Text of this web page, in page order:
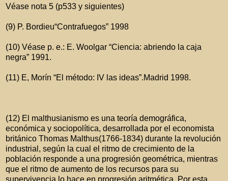
Véase nota 5 (p533 y siguientes)
(9) P. Bordieu“Contrafuegos” 1998
(10) Véase p. e.: E. Woolgar “Ciencia: abriendo la caja
negra” 1991.
(11) E, Morín “El método: IV las ideas”.Madrid 1998.
(12) El malthusianismo es una teoría demográfica,
económica y sociopolítica, desarrollada por el economista
británico Thomas Malthus(1766-1834) durante la revolución
industrial, según la cual el ritmo de crecimiento de la
población responde a una progresión geométrica, mientras
que el ritmo de aumento de los recursos para su
supervivencia lo hace en progresión aritmética. Por esta